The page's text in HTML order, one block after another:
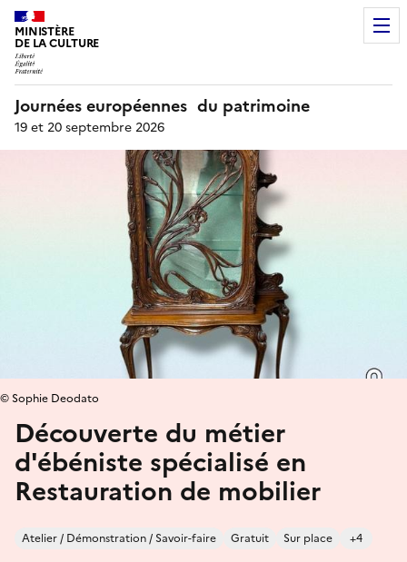
MINISTÈRE
DE LA CULTURE
Journées européennes du patrimoine
19 et 20 septembre 2026
Découverte du métier
d'ébéniste spécialisé en
Restauration de mobilier
Atelier / Démonstration / Savoir-faire Gratuit Sur place +4
© Sophie Deodato